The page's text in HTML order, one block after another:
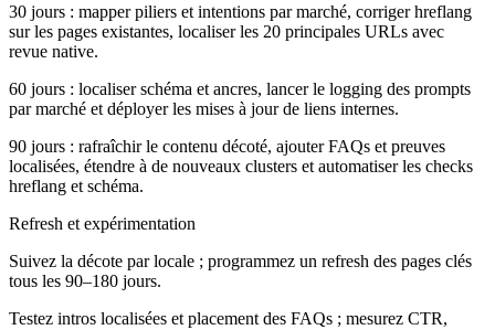
30 jours : mapper piliers et intentions par marché, corriger hreflang
sur les pages existantes, localiser les 20 principales URLs avec
revue native.
60 jours : localiser schéma et ancres, lancer le logging des prompts
par marché et déployer les mises à jour de liens internes.
90 jours : rafraîchir le contenu décoté, ajouter FAQs et preuves
localisées, étendre à de nouveaux clusters et automatiser les checks
hreflang et schéma.
Refresh et expérimentation
Suivez la décote par locale ; programmez un refresh des pages clés
tous les 90–180 jours.
Testez intros localisées et placement des FAQs ; mesurez CTR,